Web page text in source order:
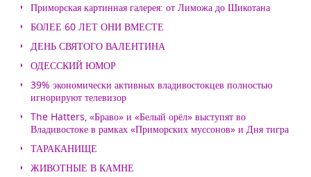
Приморская картинная галерея: от Лиможа до Шикотана
БОЛЕЕ 60 ЛЕТ ОНИ ВМЕСТЕ
ДЕНЬ СВЯТОГО ВАЛЕНТИНА
ОДЕССКИЙ ЮМОР
39% экономически активных владивостокцев полностью
игнорируют телевизор
The Hatters, «Браво» и «Белый орёл» выступят во
Владивостоке в рамках «Приморских муссонов» и Дня тигра
ТАРАКАНИЩЕ
ЖИВОТНЫЕ В КАМНЕ